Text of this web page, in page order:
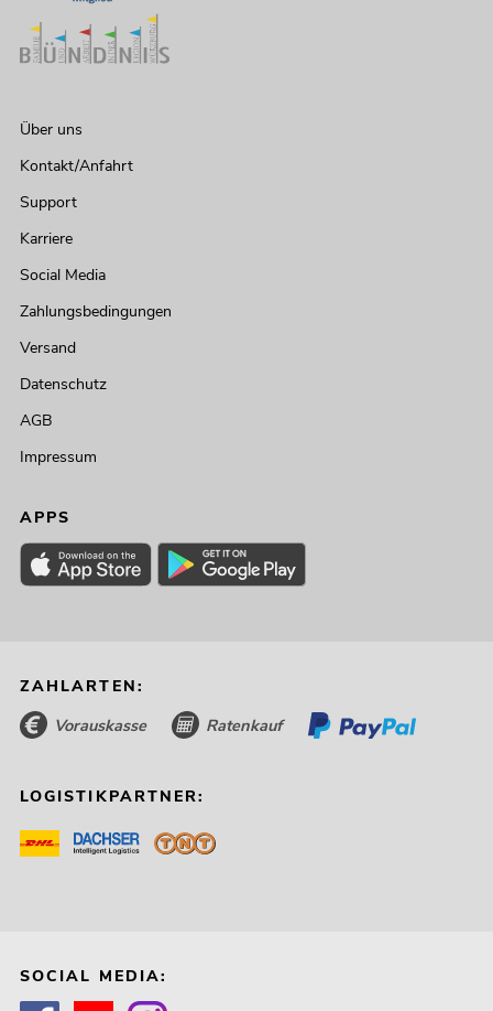
Über uns
Kontakt/Anfahrt
Support
Karriere
Social Media
Zahlungsbedingungen
Versand
Datenschutz
AGB
Impressum
APPS
ZAHLARTEN:
Vorauskasse Ratenkauf
LOGISTIKPARTNER:
SOCIAL MEDIA: